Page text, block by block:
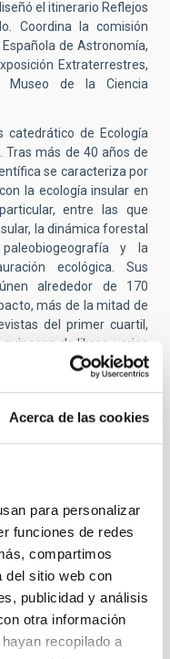
Acerca de las cookies
para personalizar
funciones de redes
compartimos
del sitio web con
publicidad y análisis
otra información
recopilado a
el itinerario Reflejos
Coordina la comisión
de Astronomía,
Extraterrestres,
de la Ciencia
catedrático de Ecología
Tras más de 40 años de
se caracteriza por
la ecología insular en
entre las que
la dinámica forestal
y la
ecológica. Sus
alrededor de 170
más de la mitad de
del primer cuartil,
de libros, varios
Press. Ha liderado
de Ecología y
el premio al mejor
actualidad, preside la
para liderar el
por laUniversidad de
del CSIC en el
Terrestre. Su
del cambio global en la
interacciones entre
insulares y utilizando la